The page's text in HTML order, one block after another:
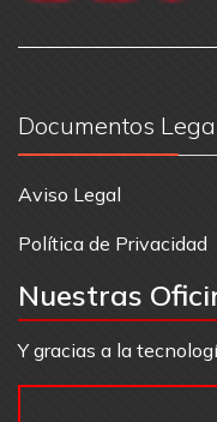
Documentos
Aviso Legal
Política de Privacidad
Nuestras
Y gracias a la